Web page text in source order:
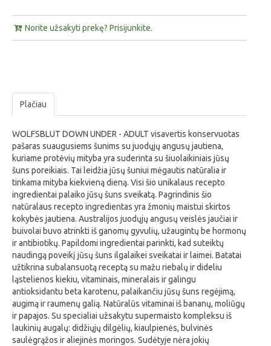
Norite užsakyti prekę? Prisijunkite.
Plačiau
WOLFSBLUT DOWN UNDER - ADULT visavertis konservuotas
pašaras suaugusiems šunims su juodųjų angusų jautiena,
kuriame protėvių mityba yra suderinta su šiuolaikiniais jūsų
šuns poreikiais. Tai leidžia jūsų šuniui mėgautis natūralia ir
tinkama mityba kiekvieną dieną. Visi šio unikalaus recepto
ingredientai palaiko jūsų šuns sveikatą. Pagrindinis šio
natūralaus recepto ingredientas yra žmonių maistui skirtos
kokybės jautiena. Australijos juodųjų angusų veislės jaučiai ir
buivolai buvo atrinkti iš ganomų gyvulių, užaugintų be hormonų
ir antibiotikų. Papildomi ingredientai parinkti, kad suteiktų
naudingą poveikį jūsų šuns ilgalaikei sveikatai ir laimei. Batatai
užtikrina subalansuotą receptą su mažu riebalų ir dideliu
ląstelienos kiekiu, vitaminais, mineralais ir galingu
antioksidantu beta karotenu, palaikančiu jūsų šuns regėjimą,
augimą ir raumenų galią. Natūralūs vitaminai iš bananų, moliūgų
ir papajos. Su specialiai užsakytu supermaisto kompleksu iš
laukinių augalų: didžiųjų dilgėlių, kiaulpienės, bulvinės
saulėgrąžos ir aliejinės moringos. Sudėtyje nėra jokių